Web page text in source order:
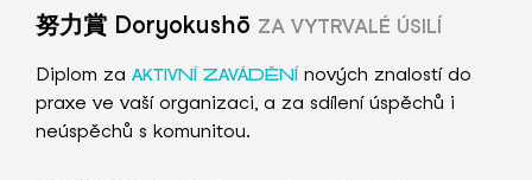
努力賞 Doryokushō ZA VYTRVALÉ ÚSILÍ
Diplom za AKTIVNÍ ZAVÁDĚNÍ nových znalostí do
praxe ve vaší organizaci, a za sdílení úspěchů i
neúspěchů s komunitou.